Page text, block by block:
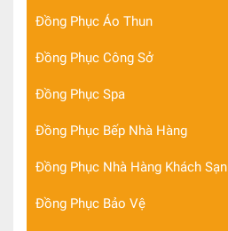
Đồng Phục Áo Thun
Đồng Phục Công Sở
Đồng Phục Spa
Đồng Phục Bếp Nhà Hàng
Đồng Phục Nhà Hàng Khách Sạn
Đồng Phục Bảo Vệ